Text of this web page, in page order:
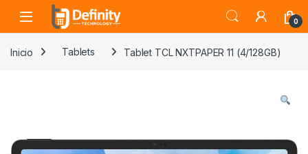
Skip to navigation
Skip to content
Open 0
Inicio Tablets Tablet TCL NXTPAPER 11 (4/128GB)